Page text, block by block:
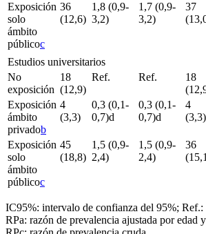
Exposición
solo
ámbito
públicoc
36
(12,6)
1,8 (0,9-
3,2)
1,7 (0,9-
3,2)
37
Estudios universitarios
No
exposición
18
(12,9)
Ref. Ref.
18
Exposición
ámbito
privadob
4
(3,3)
0,3 (0,1-
0,7)d
0,3 (0,1-
0,7)d
4
(3,3)
Exposición
solo
ámbito
públicoc
45
(18,8)
1,5 (0,9-
2,4)
1,5 (0,9-
2,4)
36
IC95%: intervalo de confianza del 95%; Ref.:
RPa: razón de prevalencia ajustada por edad